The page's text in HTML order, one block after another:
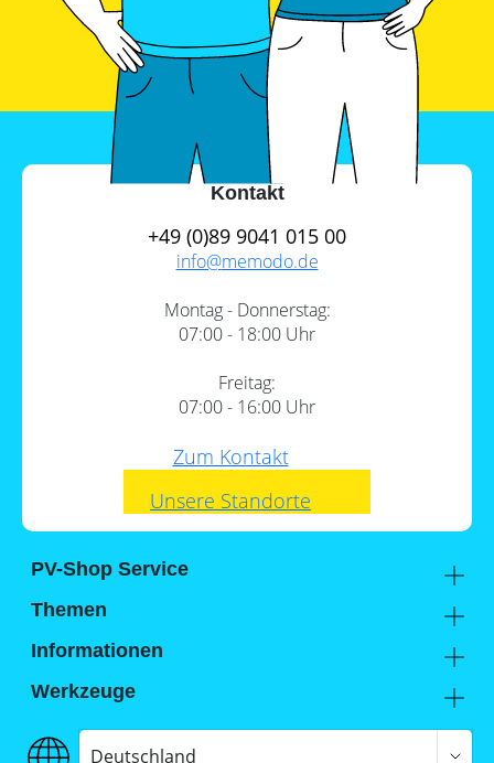
Inhalt
2. Das Dashboard
Kontakt
+49 (0)89 9041 015 00
info@memodo.de
Montag - Donnerstag:
07:00 - 18:00 Uhr
Freitag:
07:00 - 16:00 Uhr
Zum Kontakt
Unsere Standorte
PV-Shop Service
Academy
Support
FAQs
Photovoltaik-Wiki
Themen
Wärmepumpe und PV
Lohnt sich ein Gewerbespeicher?
Informationen
Unternehmen
Jobs
Werkzeuge
Stromspeicher-Vergleich
Deutschland